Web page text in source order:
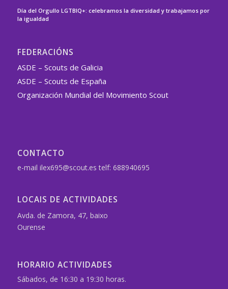
Día del Orgullo LGTBIQ+: celebramos la diversidad y trabajamos por
la igualdad
FEDERACIÓNS
ASDE – Scouts de Galicia
ASDE – Scouts de España
Organización Mundial del Movimiento Scout
CONTACTO
e-mail ilex695@scout.es telf: 688940695
LOCAIS DE ACTIVIDADES
Avda. de Zamora, 47, baixo
Ourense
HORARIO ACTIVIDADES
Sábados, de 16:30 a 19:30 horas.